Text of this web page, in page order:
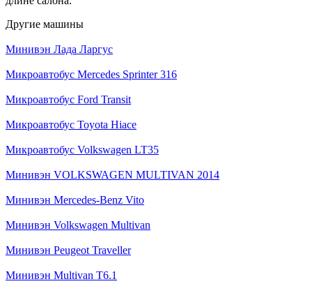
Другие машины
Минивэн Лада Ларгус
Микроавтобус Mercedes Sprinter 316
Микроавтобус Ford Transit
Микроавтобус Toyota Hiace
Микроавтобус Volkswagen LT35
Минивэн VOLKSWAGEN MULTIVAN 2014
Минивэн Mercedes-Benz Vito
Минивэн Volkswagen Multivan
Минивэн Peugeot Traveller
Минивэн Multivan Т6.1